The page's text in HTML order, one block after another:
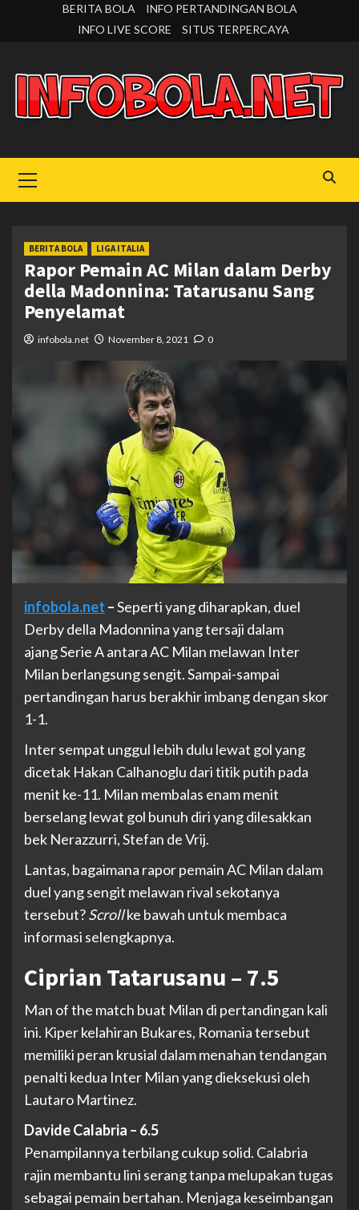
BERITA BOLA
INFO PERTANDINGAN BOLA
INFO LIVE SCORE
SITUS TERPERCAYA
Menu
BERITA BOLA LIGA ITALIA
Rapor Pemain AC Milan dalam Derby
della Madonnina: Tatarusanu Sang
Penyelamat
infobola.net November 8, 2021 0
infobola.net –Seperti yang diharapkan, duel
Derby della Madonnina yang tersaji dalam
ajang Serie A antara AC Milan melawan Inter
Milan berlangsung sengit. Sampai-sampai
pertandingan harus berakhir imbang dengan skor
1-1.
Inter sempat unggul lebih dulu lewat gol yang
dicetak Hakan Calhanoglu dari titik putih pada
menit ke-11. Milan membalas enam menit
berselang lewat gol bunuh diri yang dilesakkan
bek Nerazzurri, Stefan de Vrij.
Lantas, bagaimana rapor pemain AC Milan dalam
duel yang sengit melawan rival sekotanya
tersebut?Scrollke bawah untuk membaca
informasi selengkapnya.
Ciprian Tatarusanu – 7.5
Man of the match buat Milan di pertandingan kali
ini. Kiper kelahiran Bukares, Romania tersebut
memiliki peran krusial dalam menahan tendangan
penalti kedua Inter Milan yang dieksekusi oleh
Lautaro Martinez.
Davide Calabria – 6.5
Penampilannya terbilang cukup solid. Calabria
rajin membantu lini serang tanpa melupakan tugas
sebagai pemain bertahan. Menjaga keseimbangan